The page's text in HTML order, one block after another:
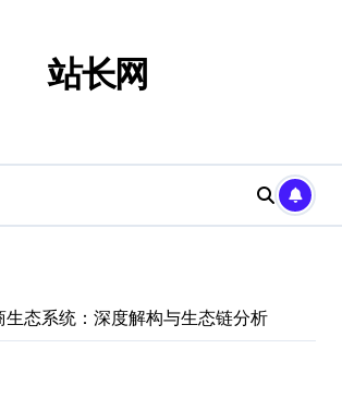
站长网
生态系统：深度解构与生态链分析